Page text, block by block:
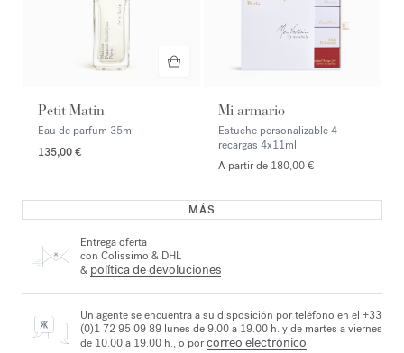
Petit Matin
Eau de parfum 35ml
135,00 €
Mi armario
Estuche personalizable 4
recargas 4x11ml
A partir de 180,00 €
MÁS
Entrega oferta
con Colissimo & DHL
& política de devoluciones
Un agente se encuentra a su disposición por teléfono en el +33
(0)1 72 95 09 89 lunes de 9.00 a 19.00 h. y de martes a viernes
de 10.00 a 19.00 h., o porcorreo electrónico